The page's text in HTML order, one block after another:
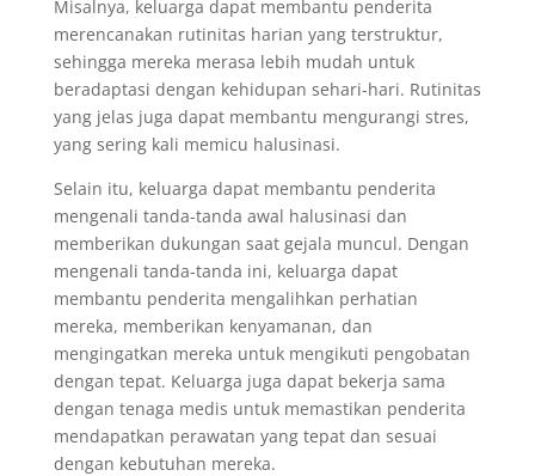
Misalnya, keluarga dapat membantu penderita
merencanakan rutinitas harian yang terstruktur,
sehingga mereka merasa lebih mudah untuk
beradaptasi dengan kehidupan sehari-hari. Rutinitas
yang jelas juga dapat membantu mengurangi stres,
yang sering kali memicu halusinasi.
Selain itu, keluarga dapat membantu penderita
mengenali tanda-tanda awal halusinasi dan
memberikan dukungan saat gejala muncul. Dengan
mengenali tanda-tanda ini, keluarga dapat
membantu penderita mengalihkan perhatian
mereka, memberikan kenyamanan, dan
mengingatkan mereka untuk mengikuti pengobatan
dengan tepat. Keluarga juga dapat bekerja sama
dengan tenaga medis untuk memastikan penderita
mendapatkan perawatan yang tepat dan sesuai
dengan kebutuhan mereka.